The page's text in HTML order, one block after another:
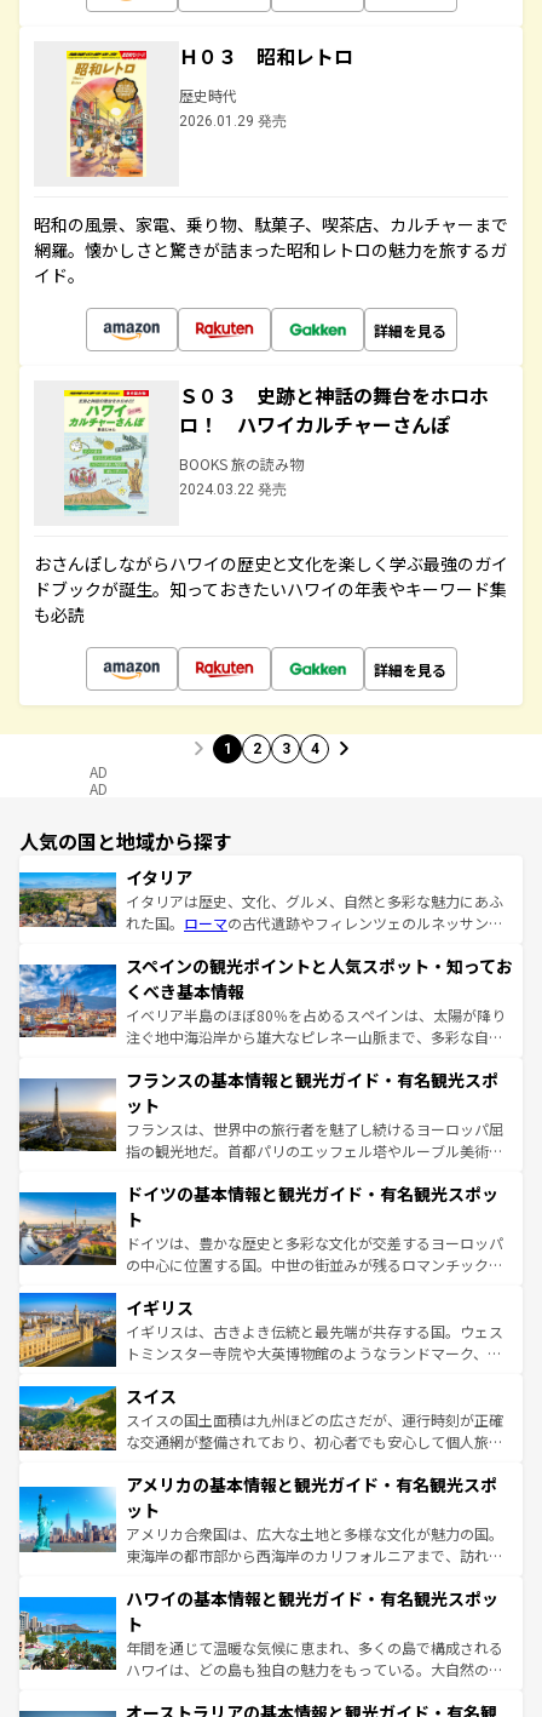
Ｈ０３ 昭和レトロ
歴史時代
2026.01.29 発売
昭和の風景、家電、乗り物、駄菓子、喫茶店、カルチャーまで
網羅。懐かしさと驚きが詰まった昭和レトロの魅力を旅するガ
イド。
詳細を見る
Ｓ０３ 史跡と神話の舞台をホロホ
ロ！ ハワイカルチャーさんぽ
BOOKS 旅の読み物
2024.03.22 発売
おさんぽしながらハワイの歴史と文化を楽しく学ぶ最強のガイ
ドブックが誕生。知っておきたいハワイの年表やキーワード集
も必読
詳細を見る
1 2 3 4
AD
AD
人気の国と地域から探す
イタリア
イタリアは歴史、文化、グルメ、自然と多彩な魅力にあふ
れた国。 ローマの古代遺跡やフィレンツェのルネッサンス
ろん、トスカーナの美しい田園風景やアマルフィ海岸の絶
景など、自然景観も見逃せない。観光の合間には、本場の
ピザやパスタなど、絶品のイタリア料理を堪能することも
できる。朝目覚めてから夜眠るまで、すべての瞬間を楽し
なお、新着のイタリア情報はコンテンツ一覧を参照してほ
しい。
スペインの観光ポイントと人気スポット・知ってお
くべき基本情報
イベリア半島のほぼ80％を占めるスペインは、太陽が降り
注ぐ地中海沿岸から雄大なピレネー山脈まで、多彩な自然
文化が根付くこの国では、情熱的なフラメンコ、熱気あふ
れる闘牛、そして美味しいタパスが生活の一部となってい
る。首都マドリードの洗練された雰囲気や、バルセロナの
アートに溢れた街角から、地方では古代ローマ遺跡や中世
せる。地方によって風土や気候が異なるスペインはその個
ンテンツ一覧 を参照してほしい。
フランスの基本情報と観光ガイド・有名観光スポ
ット
フランスは、世界中の旅行者を魅了し続けるヨーロッパ屈
指の観光地だ。首都パリのエッフェル塔やルーブル美術館
で、幅広い魅力が詰まっている。華麗な宮殿、歴史的な大
聖堂、美しいビーチ、そして豊かな自然が、訪れる者を心
から魅了する。また、フランスは美食の国としても知ら
れ、フランス料理はユネスコ無形文化遺産にも登録されて
香り高いラベンダー畑など、多彩な楽しみ方が可能だ。さ
らに、パリ以外の地域にも魅力が溢れており、どの街角に
も豊かな歴史と文化が息づいている。パリ以外の個性あふ
を参照してほしい。
ドイツの基本情報と観光ガイド・有名観光スポッ
ト
ドイツは、豊かな歴史と多彩な文化が交差するヨーロッパ
の中心に位置する国。中世の街並みが残るロマンチック街
顔を持つこの国は、どこを歩いても飽きることがない。ベ
ルリンの文化的活気、バイエルン州のアルプスの絶景、そ
してライン川沿いのワイン畑といった風景は必見。ビール
は、お酒好きな人にはぜひ体験してほしい。 なお、新着の
ドイツ情報はコンテンツ一覧を参照してほしい。
イギリス
イギリスは、古きよき伝統と最先端が共存する国。ウェス
トミンスター寺院や大英博物館のようなランドマーク、歴
リアごとに異なる魅力がある。また、優雅なアフタヌーン
ティー、ビール好きにはたまらない英国パブ、サッカー観
戦など、本場だからこそできる体験も豊富。イギリスを旅
ンツ一覧を参照してほしい。
スイス
スイスの国土面積は九州ほどの広さだが、運行時刻が正確
な交通網が整備されており、初心者でも安心して個人旅行
の建物がそのまま残る町や、スイスならではのユニークな
博物館もあり、アルプス観光だけでなく町歩きも満喫する
ことができる。国民の所得が高いため物価も高いが、旅行
者向けの交通パス提供のサービスもあり、うまく活用すれ
着のスイス情報はコンテンツ一覧を参照してほしい。
アメリカの基本情報と観光ガイド・有名観光スポ
ット
アメリカ合衆国は、広大な土地と多様な文化が魅力の国。
東海岸の都市部から西海岸のカリフォルニアまで、訪れる
のような巨大都市は、観光、ショッピング、エンターテイ
ンメントが詰まった刺激的なスポットだ。一方、アメリカ
西部には大自然が広がり、グランドキャニオンやイエロー
ストーン国立公園といった絶景が堪能できる。さらに、南
文化が魅力。旅行者はアメリカの各地域で異なる魅力を楽
ハワイの基本情報と観光ガイド・有名観光スポッ
ト
年間を通じて温暖な気候に恵まれ、多くの島で構成される
ハワイは、どの島も独自の魅力をもっている。大自然の神
ワイ島は見逃せない。また、定番の観光地といえばオアフ
オーストラリアの基本情報と観光ガイド・有名観